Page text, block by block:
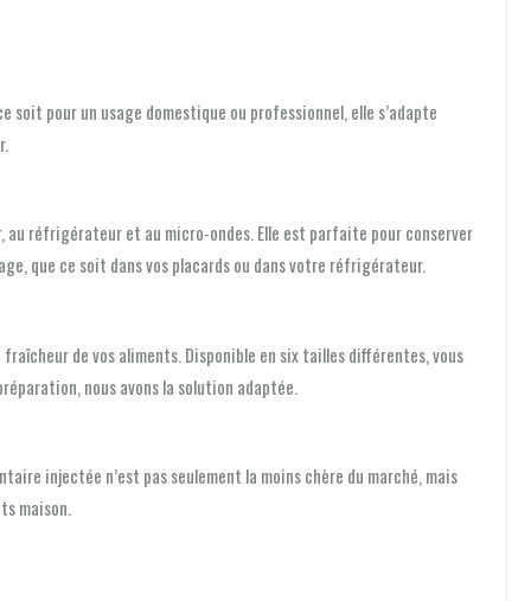
pour un usage domestique ou professionnel, elle s’adapte
réfrigérateur et au micro-ondes. Elle est parfaite pour conserver
que ce soit dans vos placards ou dans votre réfrigérateur.
de vos aliments. Disponible en six tailles différentes, vous
nous avons la solution adaptée.
injectée n’est pas seulement la moins chère du marché, mais
maison.